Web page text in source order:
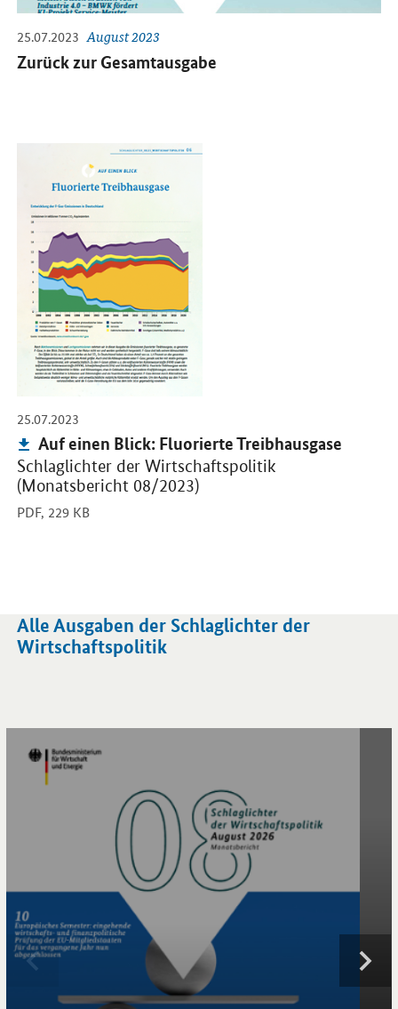
25.07.2023 August 2023
Zurück zur Gesamtausgabe
25.07.2023
Publikation:
Auf einen Blick: Fluorierte Treibhausgase
Schlaglichter der Wirtschaftspolitik
(Monatsbericht 08/2023)
PDF, 229 KB
Öffnet PDF "Auf einen Blick: Fluorierte Treibhausgase" in neuem
Alle Ausgaben der Schlaglichter der
Wirtschaftspolitik